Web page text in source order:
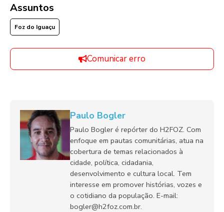
Assuntos
Foz do Iguaçu
Comunicar erro
Paulo Bogler
Paulo Bogler é repórter do H2FOZ. Com
enfoque em pautas comunitárias, atua na
cobertura de temas relacionados à
cidade, política, cidadania,
desenvolvimento e cultura local. Tem
interesse em promover histórias, vozes e
o cotidiano da população. E-mail:
bogler@h2foz.com.br.